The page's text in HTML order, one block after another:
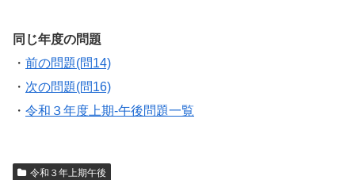
同じ年度の問題
・ 前の問題(問14)
・ 次の問題(問16)
・ 令和３年度上期-午後問題一覧
令和３年上期午後